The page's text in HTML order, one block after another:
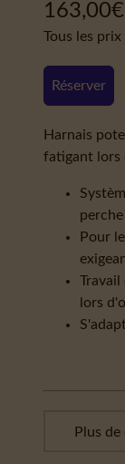
163,00€
Tous les
Réserver
Harnais
fatigant lors
Pour
lors